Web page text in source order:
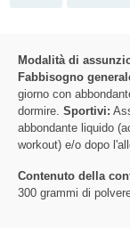
Modalità di
Fabbisogno
giorno con
dormire. Sportivi:
abbondante liquido
workout) e/o dopo
Contenuto della
300 grammi di